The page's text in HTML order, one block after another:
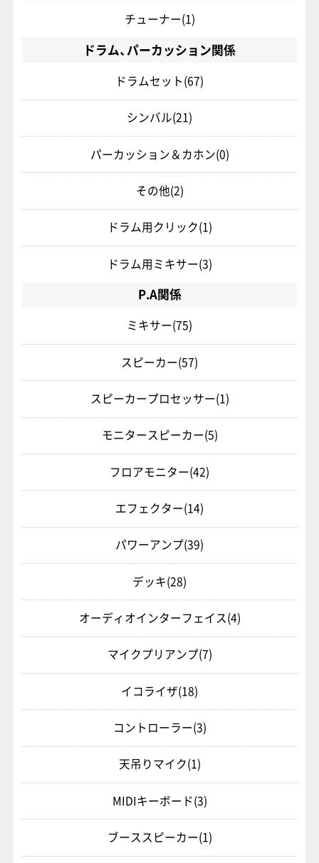
チューナー(1)
ドラム、パーカッション関係
ドラムセット(67)
シンバル(21)
パーカッション＆カホン(0)
その他(2)
ドラム用クリック(1)
ドラム用ミキサー(3)
P.A関係
ミキサー(75)
スピーカー(57)
スピーカープロセッサー(1)
モニタースピーカー(5)
フロアモニター(42)
エフェクター(14)
パワーアンプ(39)
デッキ(28)
オーディオインターフェイス(4)
マイクプリアンプ(7)
イコライザ(18)
コントローラー(3)
天吊りマイク(1)
MIDIキーボード(3)
ブーススピーカー(1)